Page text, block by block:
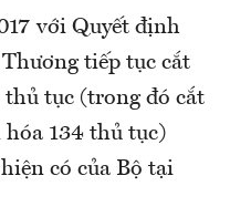
với Quyết định
tiếp tục cắt
thủ tục (trong đó cắt
134 thủ tục)
có của Bộ tại